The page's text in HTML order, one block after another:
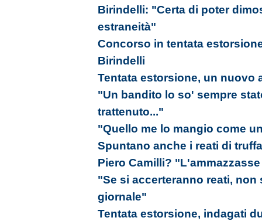
Birindelli: "Certa di poter
estraneità"
Concorso in tentata
Birindelli
Tentata estorsione, un nuovo
"Un bandito lo so' sempre
trattenuto..."
"Quello me lo mangio come
Spuntano anche i reati di
Piero Camilli?
"Se si accerteranno reati, non
giornale"
Tentata estorsione, indagati